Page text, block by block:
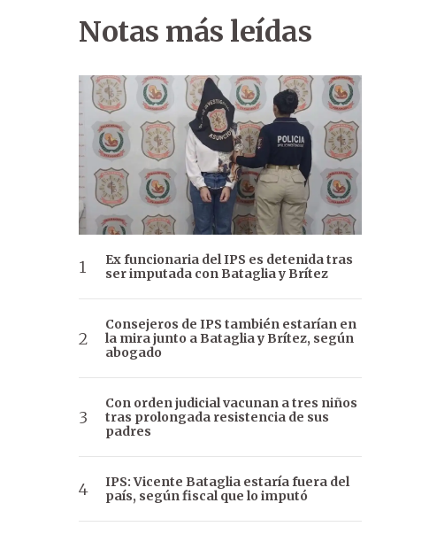
Notas más leídas
Ex funcionaria del IPS es detenida tras
ser imputada con Bataglia y Brítez
Consejeros de IPS también estarían en
la mira junto a Bataglia y Brítez, según
abogado
Con orden judicial vacunan a tres niños
tras prolongada resistencia de sus
padres
IPS: Vicente Bataglia estaría fuera del
país, según fiscal que lo imputó